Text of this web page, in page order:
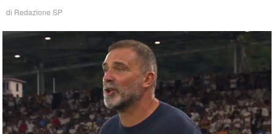
di Redazione SP